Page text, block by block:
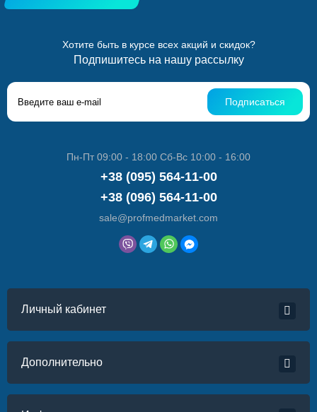
Хотите быть в курсе всех акций и скидок?
Подпишитесь на нашу рассылку
Подписаться
Пн-Пт 09:00 - 18:00 Сб-Вс 10:00 - 16:00
+38 (095) 564-11-00
+38 (096) 564-11-00
sale@profmedmarket.com
Личный кабинет
Дополнительно